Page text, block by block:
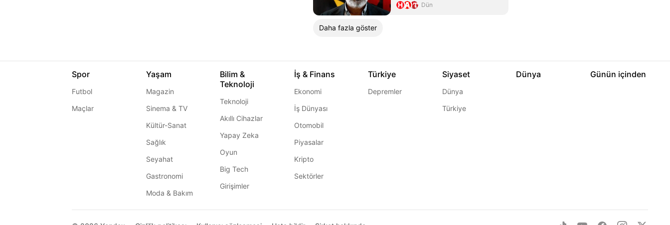
Dün
Daha fazla göster
Spor
Futbol
Maçlar
Yaşam
Magazin
Sinema & TV
Kültür-Sanat
Sağlık
Seyahat
Gastronomi
Moda & Bakım
Bilim &
Teknoloji
Teknoloji
Akıllı Cihazlar
Yapay Zeka
Oyun
Big Tech
Girişimler
İş & Finans
Ekonomi
İş Dünyası
Otomobil
Piyasalar
Kripto
Sektörler
Türkiye
Depremler
Siyaset
Dünya
Türkiye
Dünya Günün içinden